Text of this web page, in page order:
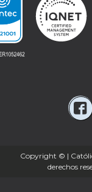
Copyright © |
derechos